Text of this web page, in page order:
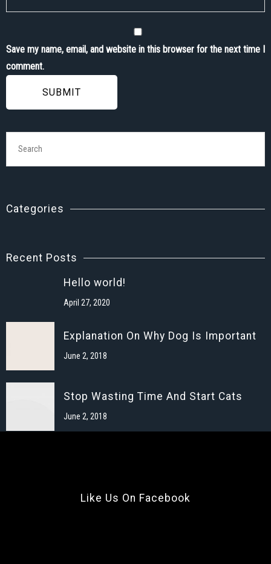
Save my name, email, and website in this browser for the next time I
comment.
SUBMIT
Categories
Recent Posts
Hello world!
April 27, 2020
Explanation On Why Dog Is Important
June 2, 2018
Stop Wasting Time And Start Cats
June 2, 2018
Like Us On Facebook